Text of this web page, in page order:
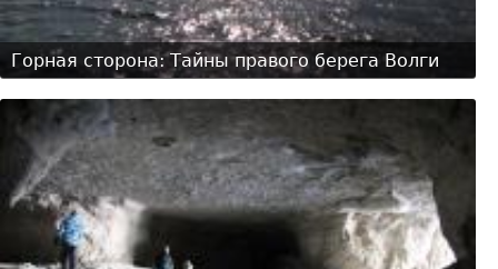
Горная сторона: Тайны правого берега Волги